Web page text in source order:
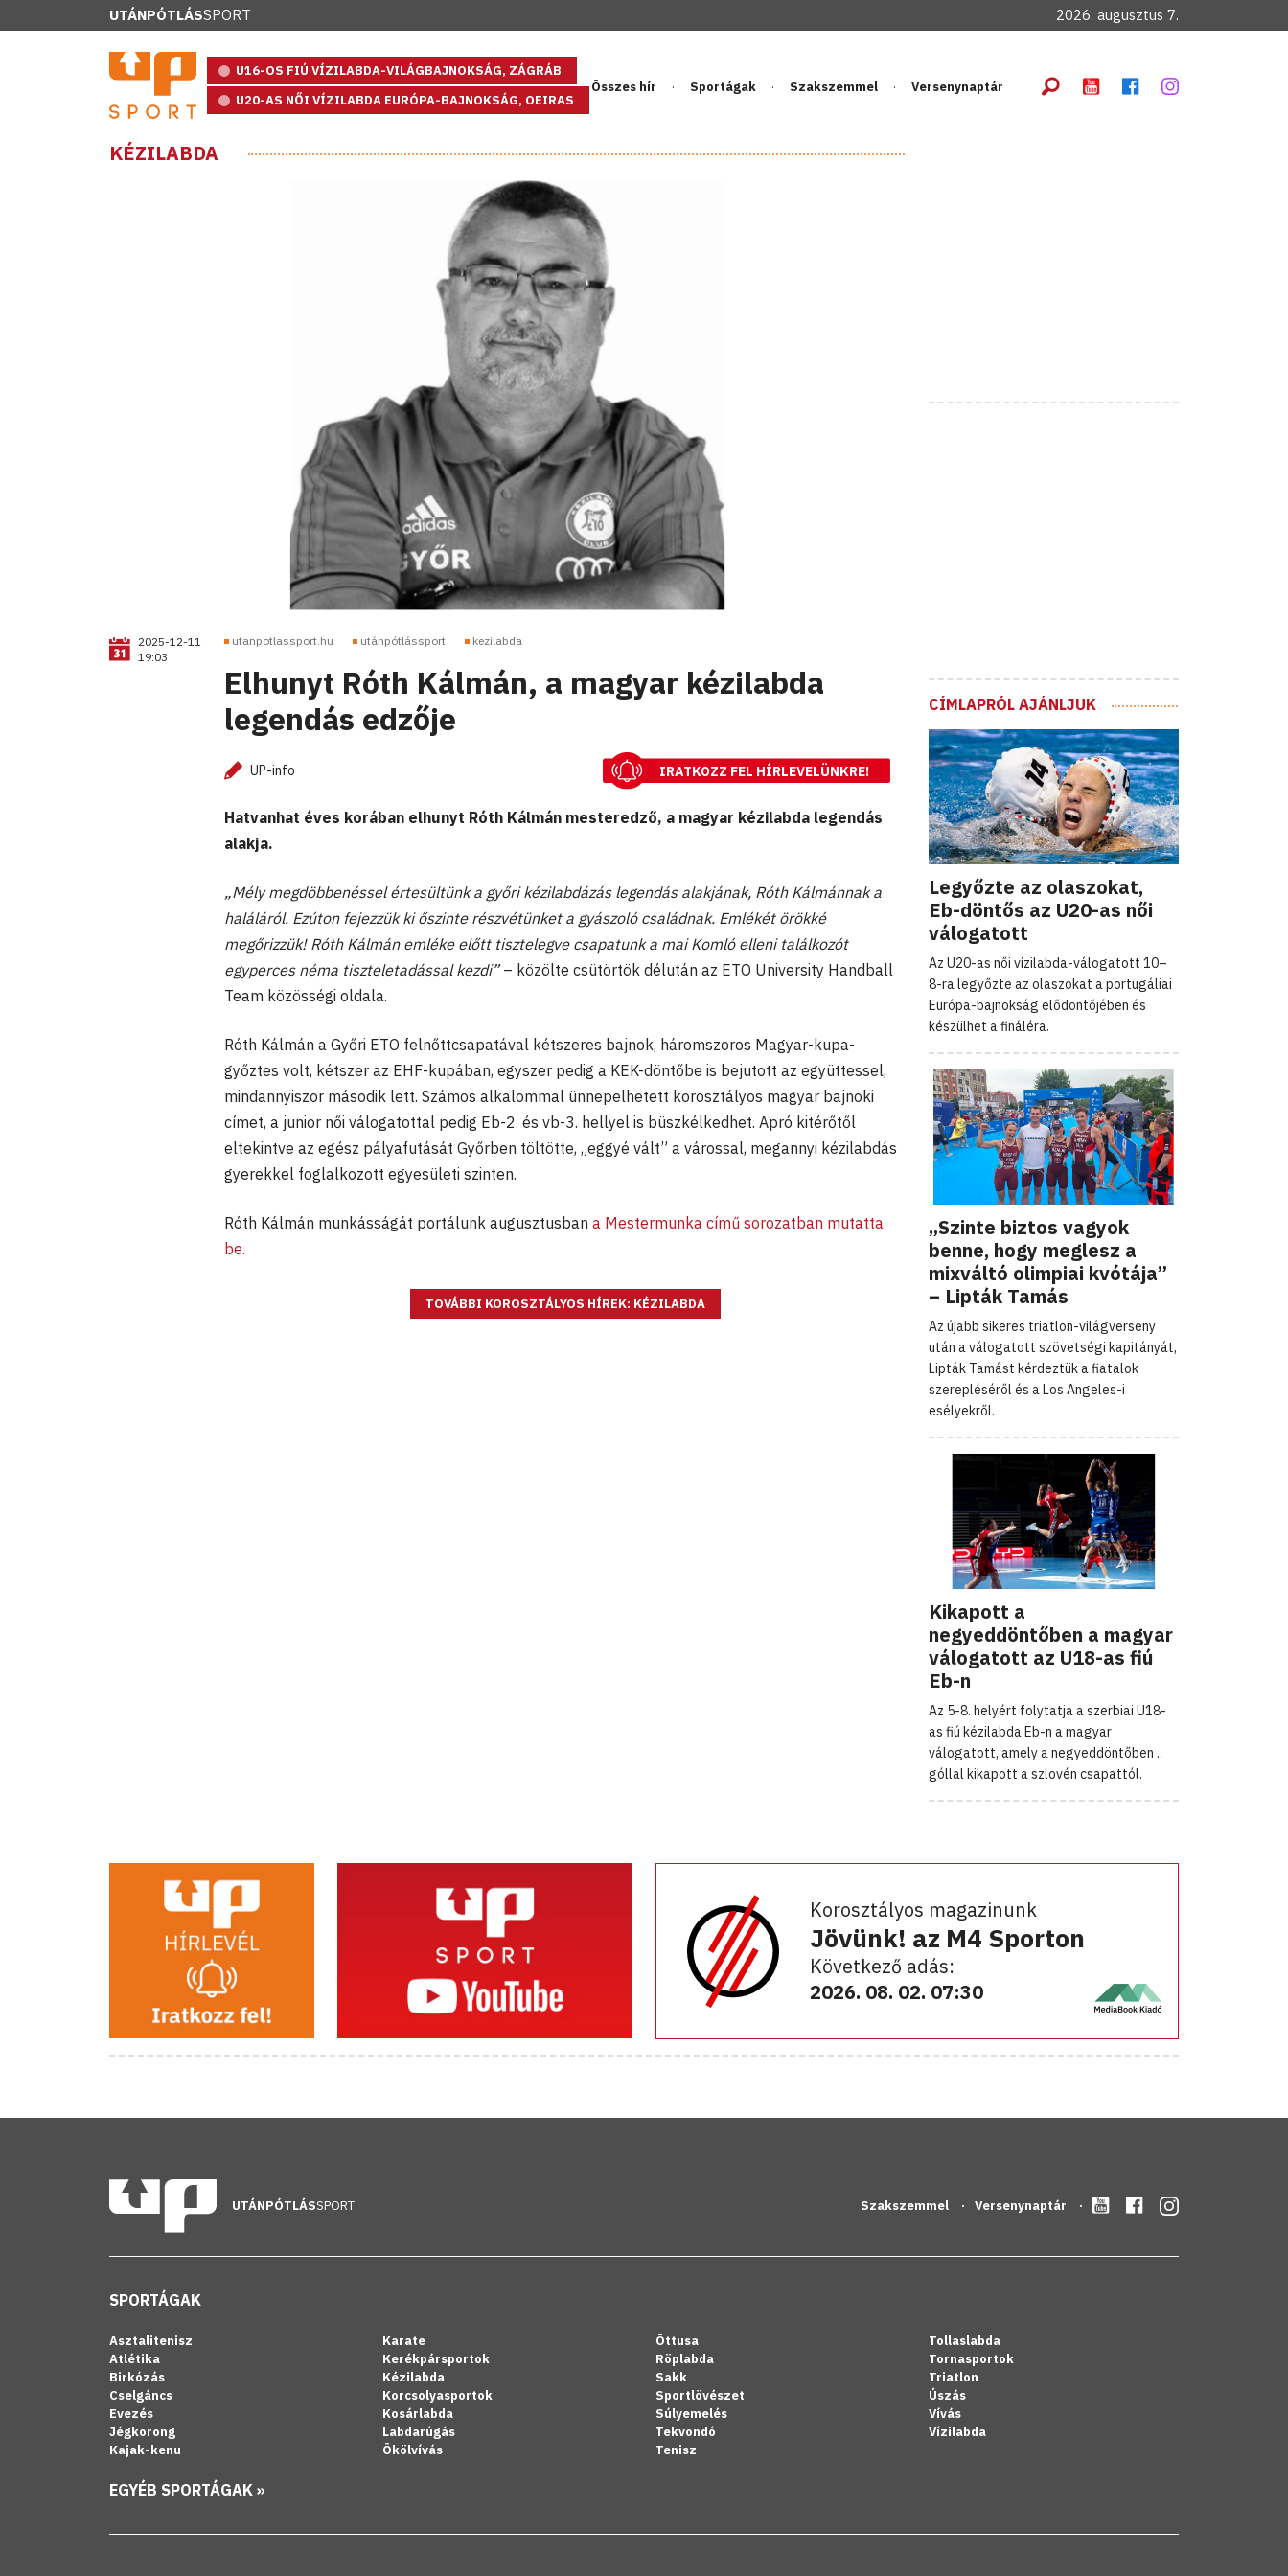
UTÁNPÓTLÁSSPORT 2026. augusztus 7.
U16-OS FIÚ VÍZILABDA-VILÁGBAJNOKSÁG, ZÁGRÁB
U20-AS NŐI VÍZILABDA EURÓPA-BAJNOKSÁG, OEIRAS
Összes hír Sportágak Szakszemmel Versenynaptár
KÉZILABDA
2025-12-11
19:03
utanpotlassport.hu utánpótlássport kezilabda
Elhunyt Róth Kálmán, a magyar kézilabda
legendás edzője
UP-info IRATKOZZ FEL HÍRLEVELÜNKRE!
Hatvanhat éves korában elhunyt Róth Kálmán mesteredző, a magyar kézilabda legendás
alakja.
„Mély megdöbbenéssel értesültünk a győri kézilabdázás legendás alakjának, Róth Kálmánnak a
haláláról. Ezúton fejezzük ki őszinte részvétünket a gyászoló családnak. Emlékét örökké
megőrizzük! Róth Kálmán emléke előtt tisztelegve csapatunk a mai Komló elleni találkozót
egyperces néma tiszteletadással kezdi”– közölte csütörtök délután az ETO University Handball
Team közösségi oldala.
Róth Kálmán a Győri ETO felnőttcsapatával kétszeres bajnok, háromszoros Magyar-kupa-
győztes volt, kétszer az EHF-kupában, egyszer pedig a KEK-döntőbe is bejutott az együttessel,
mindannyiszor második lett. Számos alkalommal ünnepelhetett korosztályos magyar bajnoki
címet, a junior női válogatottal pedig Eb-2. és vb-3. hellyel is büszkélkedhet. Apró kitérőtől
eltekintve az egész pályafutását Győrben töltötte, „eggyé vált” a várossal, megannyi kézilabdás
gyerekkel foglalkozott egyesületi szinten.
Róth Kálmán munkásságát portálunk augusztusban a Mestermunka című sorozatban mutatta
be.
TOVÁBBI KOROSZTÁLYOS HÍREK: KÉZILABDA
CÍMLAPRÓL AJÁNLJUK
Legyőzte az olaszokat,
Eb-döntős az U20-as női
válogatott
Az U20-as női vízilabda-válogatott 10–
8-ra legyőzte az olaszokat a portugáliai
Európa-bajnokság elődöntőjében és
készülhet a fináléra.
„Szinte biztos vagyok
benne, hogy meglesz a
mixváltó olimpiai kvótája”
– Lipták Tamás
Az újabb sikeres triatlon-világverseny
után a válogatott szövetségi kapitányát,
Lipták Tamást kérdeztük a fiatalok
szerepléséről és a Los Angeles-i
esélyekről.
Kikapott a
negyeddöntőben a magyar
válogatott az U18-as fiú
Eb-n
Az 5-8. helyért folytatja a szerbiai U18-
as fiú kézilabda Eb-n a magyar
válogatott, amely a negyeddöntőben ..
góllal kikapott a szlovén csapattól.
Korosztályos magazinunk
Jövünk! az M4 Sporton
Következő adás:
2026. 08. 02. 07:30
UTÁNPÓTLÁSSPORT Szakszemmel Versenynaptár
SPORTÁGAK
Asztalitenisz
Atlétika
Birkózás
Cselgáncs
Evezés
Jégkorong
Kajak-kenu
Karate
Kerékpársportok
Kézilabda
Korcsolyasportok
Kosárlabda
Labdarúgás
Ökölvívás
Öttusa
Röplabda
Sakk
Sportlövészet
Súlyemelés
Tekvondó
Tenisz
Tollaslabda
Tornasportok
Triatlon
Úszás
Vívás
Vízilabda
EGYÉB SPORTÁGAK »